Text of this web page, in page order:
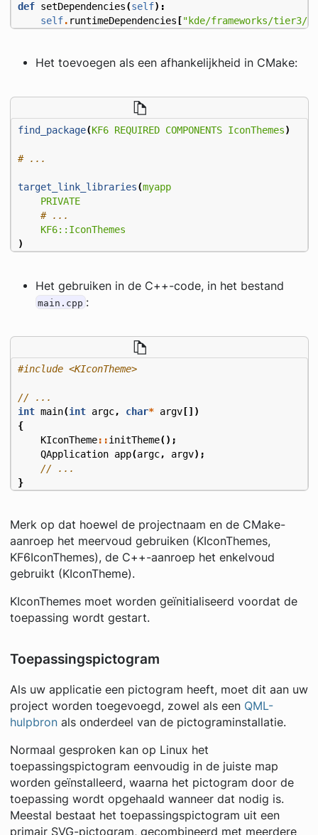
def setDependencies(self):
self. runtimeDependencies ["kde/frameworks/tier3/
Het toevoegen als een afhankelijkheid in CMake:
find_package(KF6 REQUIRED COMPONENTS IconThemes)
target_link_libraries(myapp
PRIVATE
KF6::IconThemes
)
Het gebruiken in de C++-code, in het bestand
main.cpp :
#include <KIconTheme>
int main(int argc, char* argv[])
{
KIconTheme::initTheme();
QApplication app(argc, argv);
}
Merk op dat hoewel de projectnaam en de CMake-
aanroep het meervoud gebruiken (KIconThemes,
KF6IconThemes), de C++-aanroep het enkelvoud
gebruikt (KIconTheme).
KIconThemes moet worden geïnitialiseerd voordat de
toepassing wordt gestart.
Toepassingspictogram
Als uw applicatie een pictogram heeft, moet dit aan uw
project worden toegevoegd, zowel als een QML-
hulpbronals onderdeel van de pictograminstallatie.
Normaal gesproken kan op Linux het
toepassingspictogram eenvoudig in de juiste map
worden geïnstalleerd, waarna het pictogram door de
toepassing wordt opgehaald wanneer dat nodig is.
Meestal bestaat het toepassingspictogram uit een
primair SVG-pictogram, gecombineerd met meerdere